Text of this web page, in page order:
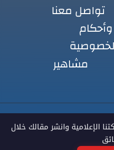
تواصل معنا
مشاهير
الإعلامية وانشر مقالك خلال